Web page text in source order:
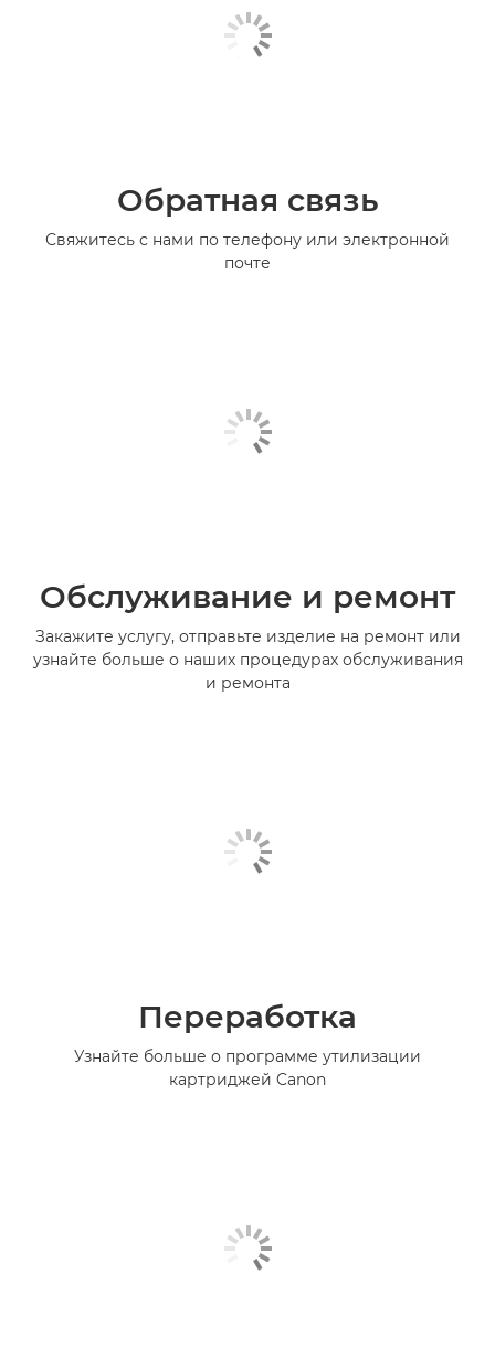
Обратная связь
Свяжитесь с нами по телефону или электронной
почте
Обслуживание и ремонт
Закажите услугу, отправьте изделие на ремонт или
узнайте больше о наших процедурах обслуживания
и ремонта
Переработка
Узнайте больше о программе утилизации
картриджей Canon